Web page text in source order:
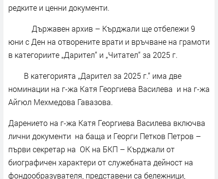
редките и ценни документи.
Държавен архив – Кърджали ще отбележи 9
юни с Ден на отворените врати и връчване на грамоти
в категориите „Дарител“ и „Читател“ за 2025 г.
В категорията „Дарител за 2025 г.“ има две
номинации на г-жа Катя Георгиева Василева и на г-жа
Айгюл Мехмедова Гавазова.
Дарението на г-жа Катя Георгиева Василева включва
лични документи на баща и Георги Петков Петров –
първи секретар на ОК на БКП – Кърджали от
биографичен характери от служебната дейност на
фондообразувателя, представени са бележници,